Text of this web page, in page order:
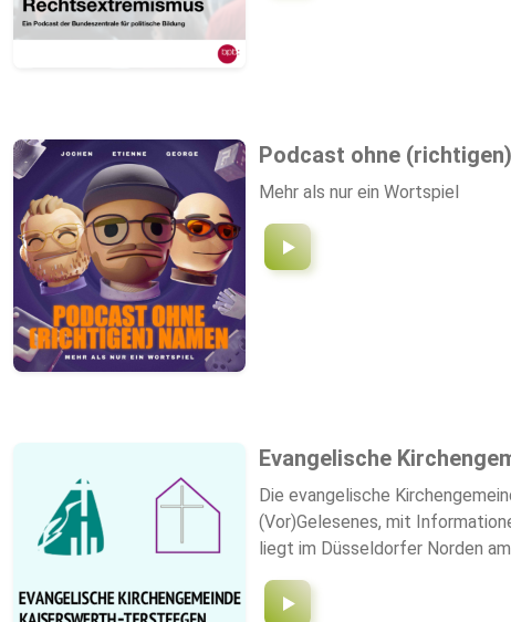
Podcast ohne
Mehr als nur ein Wortspiel
Evangelische
Die evangelische
(Vor)Gelesenes, mit
liegt im Düsseldorfer Norden
bis zur Theoder-Heuss-
ermöglichen Menschen,